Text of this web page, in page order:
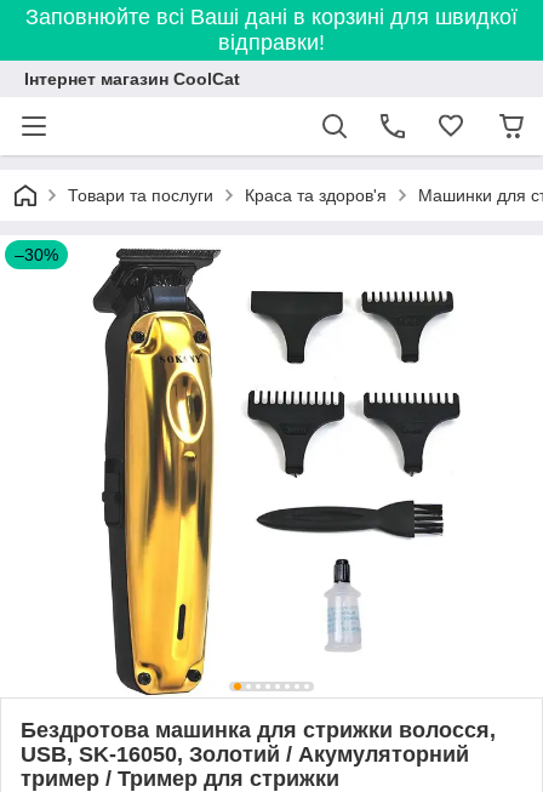
Заповнюйте всі Ваші дані в корзині для швидкої
відправки!
Інтернет магазин CoolCat
Товари та послуги Краса та здоров'я Машинки для
–30%
Бездротова машинка для стрижки волосся,
USB, SK-16050, Золотий / Акумуляторний
тример / Тример для стрижки